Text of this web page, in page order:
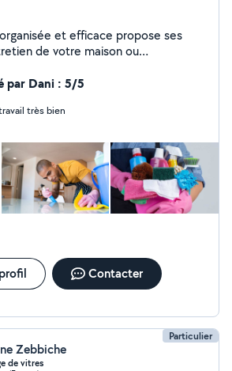
et efficace propose ses
de votre maison ou
salle de bain Repassage
soigné et adapté à vos besoins.
par Dani : 5/5
très bien
Contacter
Particulier
Zebbiche
de vitres